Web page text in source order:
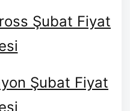
Şubat Fiyat
Şubat Fiyat